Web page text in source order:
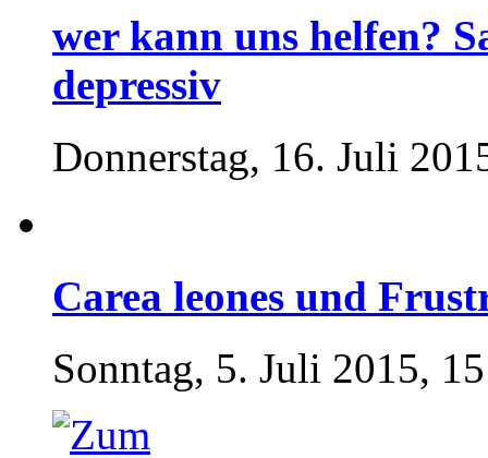
wer kann uns helfen?
depressiv
Donnerstag, 16. Juli
Carea leones und
Sonntag, 5. Juli 2015,